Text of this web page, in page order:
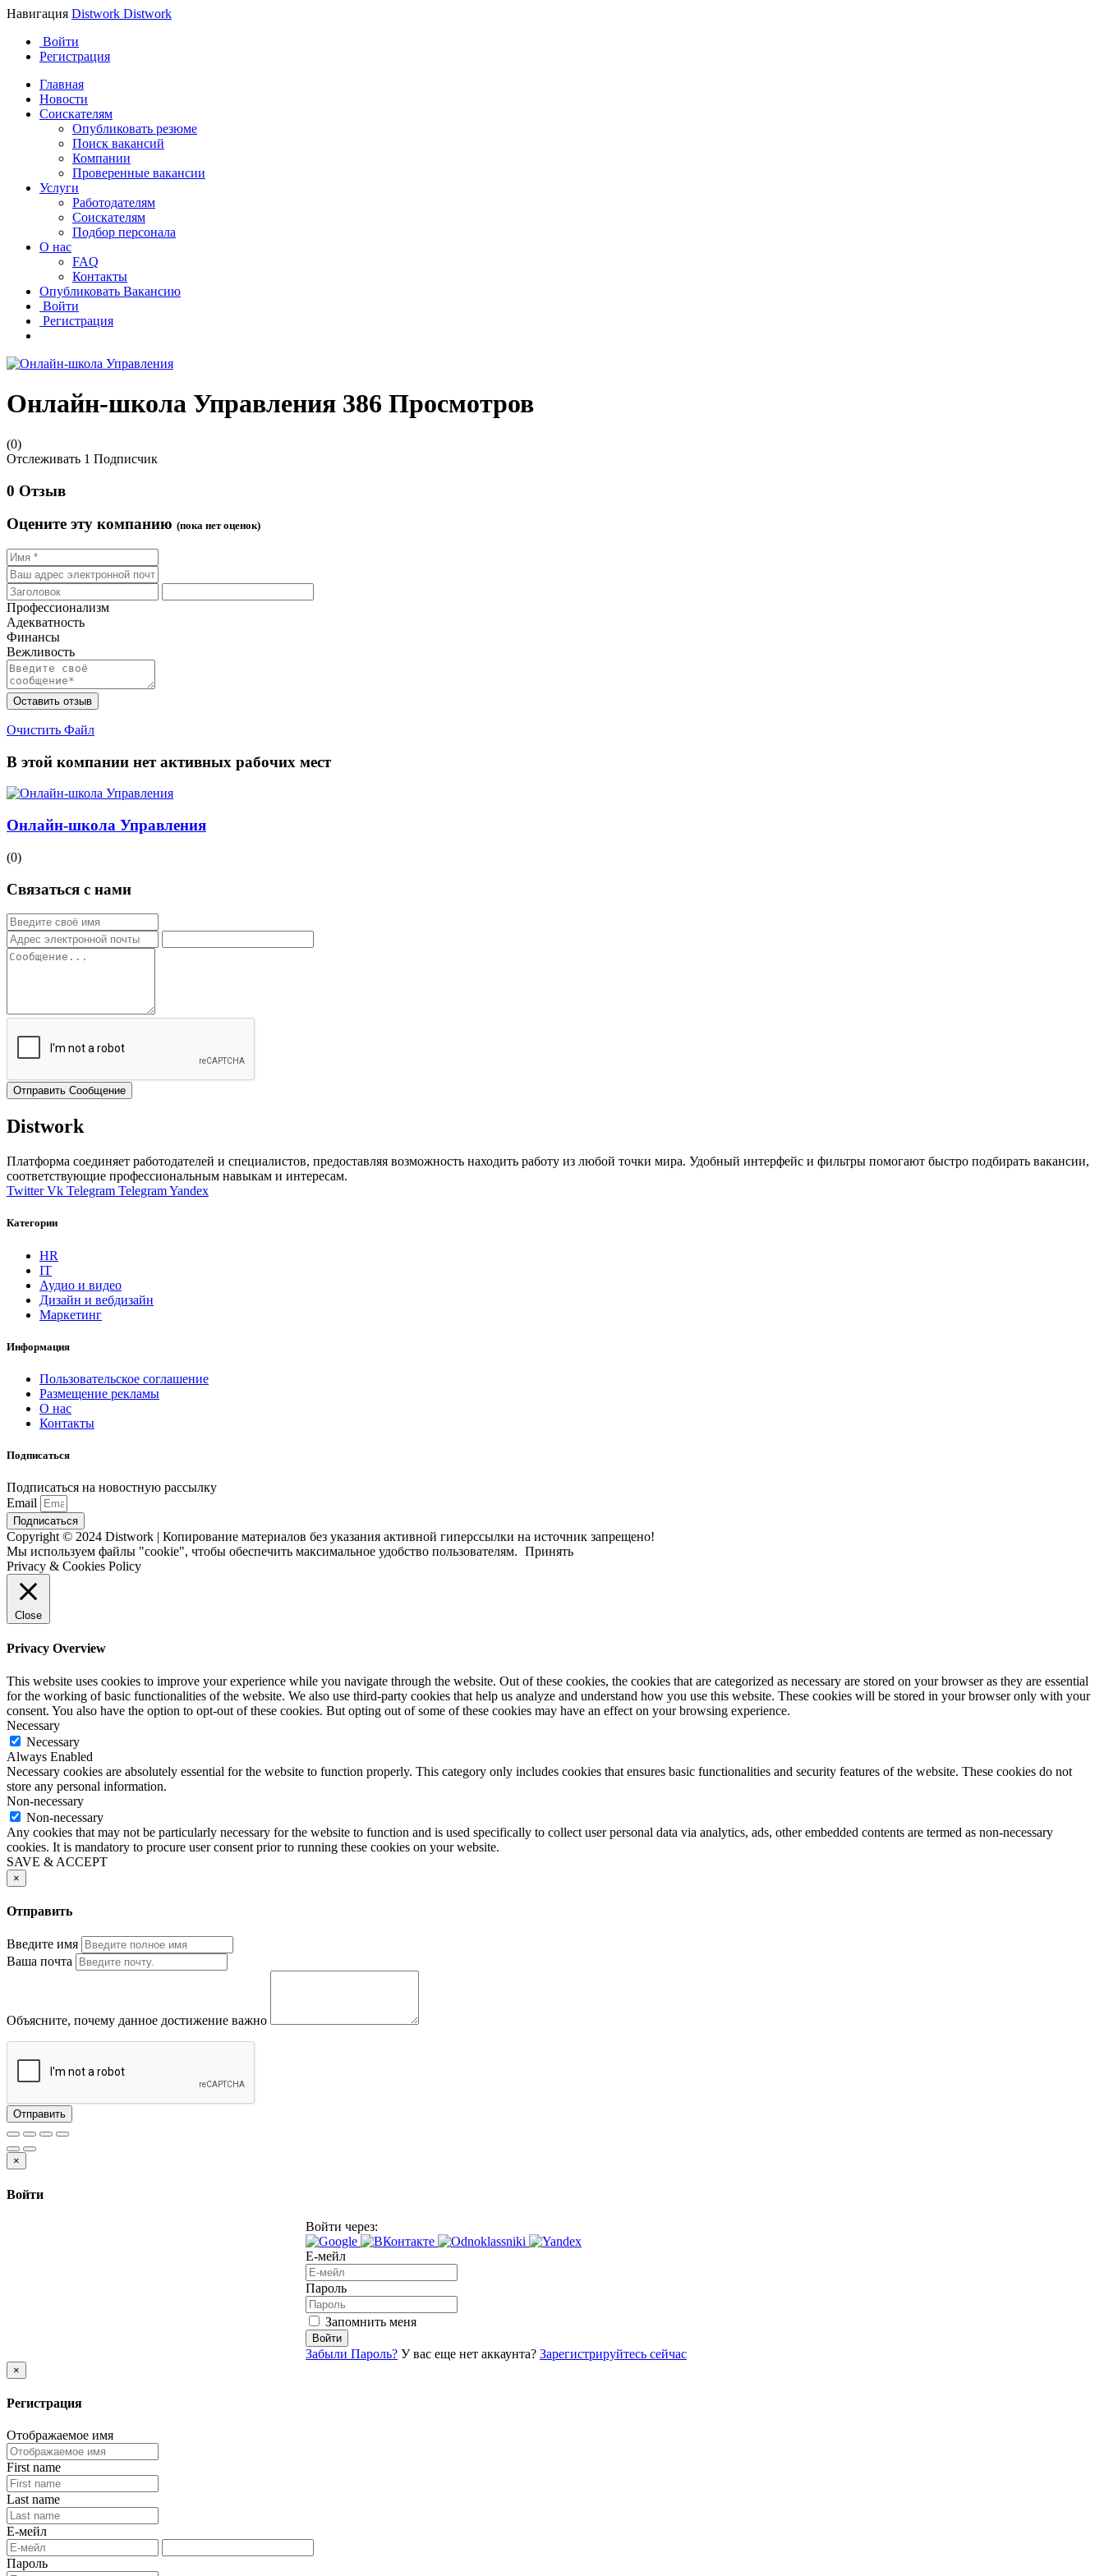
Навигация Distwork Distwork
Войти
Регистрация
Главная
Новости
Соискателям
Опубликовать резюме
Поиск вакансий
Компании
Проверенные вакансии
Услуги
Работодателям
Соискателям
Подбор персонала
О нас
FAQ
Контакты
Опубликовать Вакансию
Войти
Регистрация
Онлайн-школа Управления 386 Просмотров
(0)
Отслеживать 1 Подписчик
0 Отзыв
Оцените эту компанию (пока нет оценок)
Профессионализм
Адекватность
Финансы
Вежливость
Оставить отзыв
Очистить Файл
В этой компании нет активных рабочих мест
Онлайн-школа Управления
(0)
Связаться с нами
Отправить Сообщение
Distwork
Платформа соединяет работодателей и специалистов, предоставляя возможность находить работу из любой точки мира. Удобный интерфейс и фильтры помогают быстро подбирать вакансии,
соответствующие профессиональным навыкам и интересам.
Twitter Vk Telegram TelegramYandex
Категории
HR
IT
Аудио и видео
Дизайн и вебдизайн
Маркетинг
Информация
Пользовательское соглашение
Размещение рекламы
О нас
Контакты
Подписаться
Подписаться на новостную рассылку
Email
Подписаться
Copyright © 2024 Distwork | Копирование материалов без указания активной гиперссылки на источник запрещено!
Мы используем файлы "cookie", чтобы обеспечить максимальное удобство пользователям. Принять
Privacy & Cookies Policy
Close
Privacy Overview
This website uses cookies to improve your experience while you navigate through the website. Out of these cookies, the cookies that are categorized as necessary are stored on your browser as they are essential
for the working of basic functionalities of the website. We also use third-party cookies that help us analyze and understand how you use this website. These cookies will be stored in your browser only with your
consent. You also have the option to opt-out of these cookies. But opting out of some of these cookies may have an effect on your browsing experience.
Necessary
Necessary
Always Enabled
Necessary cookies are absolutely essential for the website to function properly. This category only includes cookies that ensures basic functionalities and security features of the website. These cookies do not
store any personal information.
Non-necessary
Non-necessary
Any cookies that may not be particularly necessary for the website to function and is used specifically to collect user personal data via analytics, ads, other embedded contents are termed as non-necessary
cookies. It is mandatory to procure user consent prior to running these cookies on your website.
SAVE & ACCEPT
×
Отправить
Введите имя
Ваша почта
Объясните, почему данное достижение важно
Отправить
×
Войти
Войти через:
Е-мейл
Пароль
Запомнить меня
Войти
Забыли Пароль? У вас еще нет аккаунта? Зарегистрируйтесь сейчас
×
Регистрация
Отображаемое имя
First name
Last name
Е-мейл
Пароль